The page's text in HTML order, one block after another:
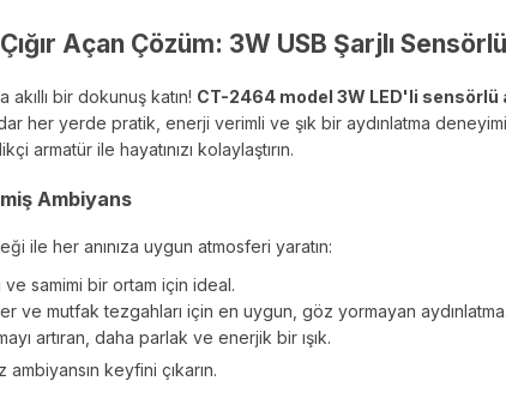
Açan Çözüm: 3W USB Şarjlı
bir dokunuş katın! CT-2464 model 3W LED'li sensörlü
her yerde pratik, enerji verimli ve şık bir aydınlatma
armatür ile hayatınızı kolaylaştırın.
Ambiyans
ile her anınıza uygun atmosferi yaratın:
ve samimi bir ortam için ideal.
ve mutfak tezgahları için en uygun, göz yormayan aydınlatma.
artıran, daha parlak ve enerjik bir ışık.
keyfini çıkarın.